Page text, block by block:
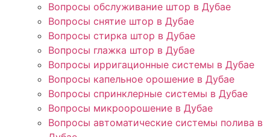
Вопросы обслуживание штор в Дубае
Вопросы снятие штор в Дубае
Вопросы стирка штор в Дубае
Вопросы глажка штор в Дубае
Вопросы ирригационные системы в Дубае
Вопросы капельное орошение в Дубае
Вопросы спринклерные системы в Дубае
Вопросы микроорошение в Дубае
Вопросы автоматические системы полива в